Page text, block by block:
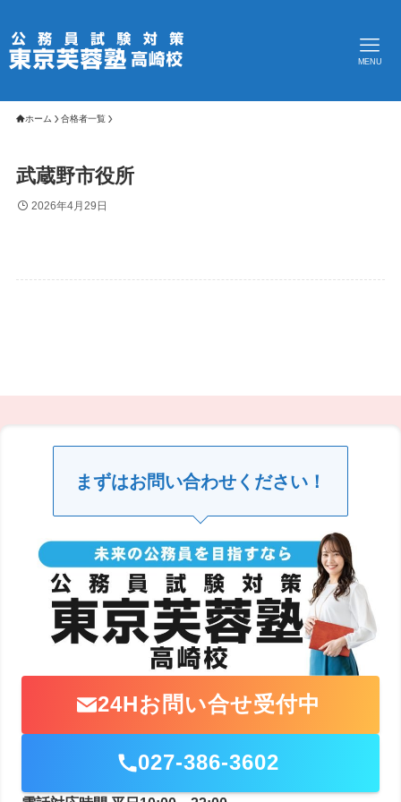
MENU
ホーム 合格者一覧
武蔵野市役所
2026年4月29日
まずはお問い合わせください！
24Hお問い合せ受付中
027-386-3602